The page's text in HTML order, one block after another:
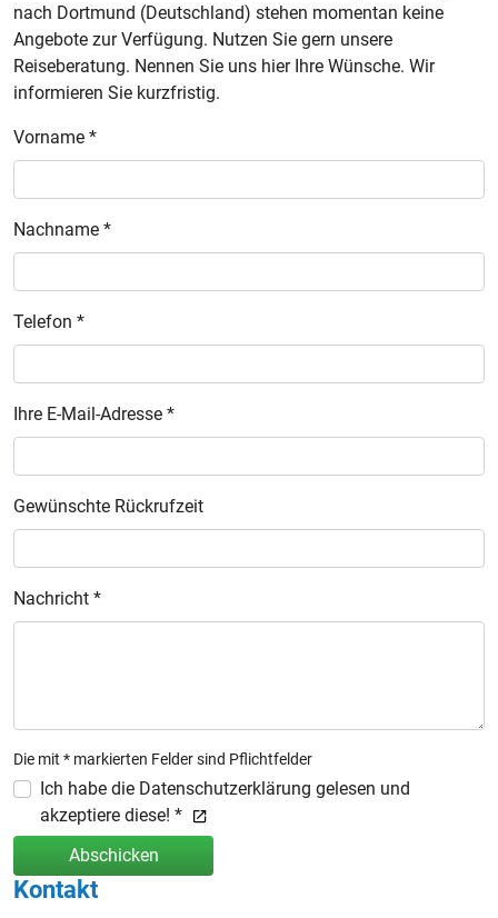
nach Dortmund (Deutschland) stehen momentan keine
Angebote zur Verfügung. Nutzen Sie gern unsere
Reiseberatung. Nennen Sie uns hier Ihre Wünsche. Wir
informieren Sie kurzfristig.
Vorname *
Nachname *
Telefon *
Ihre E-Mail-Adresse *
Gewünschte Rückrufzeit
Nachricht *
Die mit * markierten Felder sind Pflichtfelder
Ich habe die Datenschutzerklärung gelesen und
akzeptiere diese! *
Abschicken
Kontakt